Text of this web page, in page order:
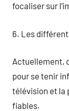
focaliser sur
6. Les
Actuellement,
pour se tenir
télévision et la
fiables.